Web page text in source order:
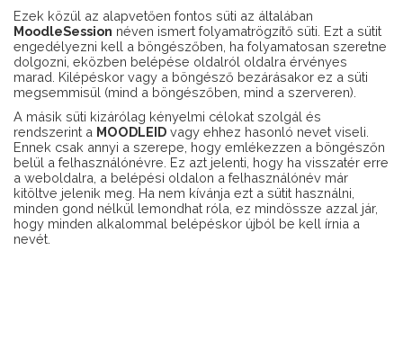
Ezek közül az alapvetően fontos süti az általában
MoodleSession néven ismert folyamatrögzítő süti. Ezt a sütit
engedélyezni kell a böngészőben, ha folyamatosan szeretne
dolgozni, eközben belépése oldalról oldalra érvényes
marad. Kilépéskor vagy a böngésző bezárásakor ez a süti
megsemmisül (mind a böngészőben, mind a szerveren).
A másik süti kizárólag kényelmi célokat szolgál és
rendszerint a MOODLEID vagy ehhez hasonló nevet viseli.
Ennek csak annyi a szerepe, hogy emlékezzen a böngészőn
belül a felhasználónévre. Ez azt jelenti, hogy ha visszatér erre
a weboldalra, a belépési oldalon a felhasználónév már
kitöltve jelenik meg. Ha nem kívánja ezt a sütit használni,
minden gond nélkül lemondhat róla, ez mindössze azzal jár,
hogy minden alkalommal belépéskor újból be kell írnia a
nevét.